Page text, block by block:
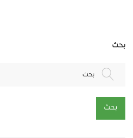
بحث
بحث
بحث